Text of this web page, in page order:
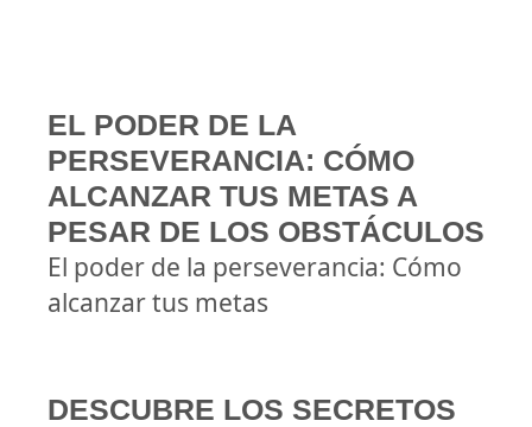
EL PODER DE LA
PERSEVERANCIA: CÓMO
ALCANZAR TUS METAS A
PESAR DE LOS OBSTÁCULOS
El poder de la perseverancia: Cómo
alcanzar tus metas
DESCUBRE LOS SECRETOS